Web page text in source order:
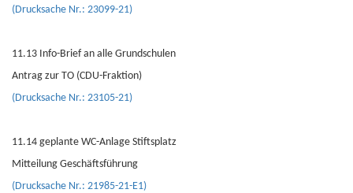
(Drucksache Nr.: 23099-21)
11.13 Info-Brief an alle Grundschulen
Antrag zur TO (CDU-Fraktion)
(Drucksache Nr.: 23105-21)
11.14 geplante WC-Anlage Stiftsplatz
Mitteilung Geschäftsführung
(Drucksache Nr.: 21985-21-E1)